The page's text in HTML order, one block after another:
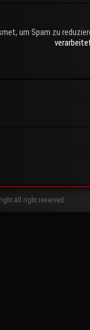
um Spam zu
All right reserved